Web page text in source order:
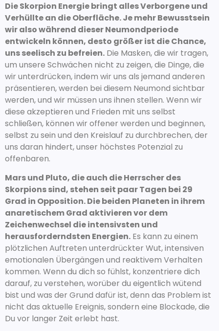
Die Skorpion Energie bringt alles Verborgene und
Verhüllte an die Oberfläche. Je mehr Bewusstsein
wir also während dieser Neumondperiode
entwickeln können, desto größer ist die Chance,
uns seelisch zu befreien. Die Masken, die wir tragen,
um unsere Schwächen nicht zu zeigen, die Dinge, die
wir unterdrücken, indem wir uns als jemand anderen
präsentieren, werden bei diesem Neumond sichtbar
werden, und wir müssen uns ihnen stellen. Wenn wir
diese akzeptieren und Frieden mit uns selbst
schließen, können wir offener werden und beginnen,
selbst zu sein und den Kreislauf zu durchbrechen, der
uns daran hindert, unser höchstes Potenzial zu
offenbaren.
Mars und Pluto, die auch die Herrscher des
Skorpions sind, stehen seit paar Tagen bei 29
Grad in Opposition. Die beiden Planeten in ihrem
anaretischem Grad aktivieren vor dem
Zeichenwechsel die intensivsten und
herausforderndsten Energien. Es kann zu einem
plötzlichen Auftreten unterdrückter Wut, intensiven
emotionalen Übergängen und reaktivem Verhalten
kommen. Wenn du dich so fühlst, konzentriere dich
darauf, zu verstehen, worüber du eigentlich wütend
bist und was der Grund dafür ist, denn das Problem ist
nicht das aktuelle Ereignis, sondern eine Blockade, die
Du vor langer Zeit erlebt hast.